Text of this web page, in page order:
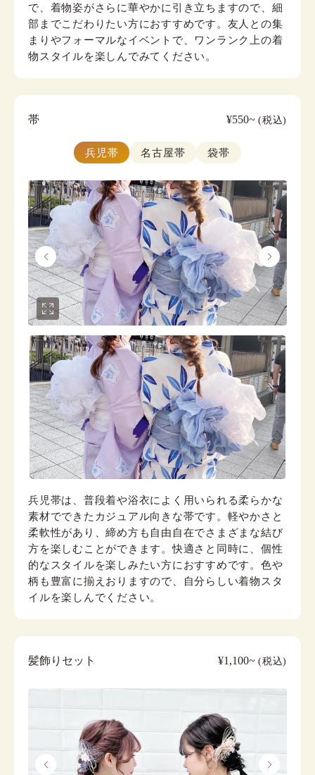
で、着物姿がさらに華やかに引き立ちますので、細
部までこだわりたい方におすすめです。友人との集
まりやフォーマルなイベントで、ワンランク上の着
物スタイルを楽しんでみてください。
帯 ¥550~(税込)
兵児帯 名古屋帯 袋帯
兵児帯は、普段着や浴衣によく用いられる柔らかな
素材でできたカジュアル向きな帯です。軽やかさと
柔軟性があり、締め方も自由自在でさまざまな結び
方を楽しむことができます。快適さと同時に、個性
的なスタイルを楽しみたい方におすすめです。色や
柄も豊富に揃えおりますので、自分らしい着物スタ
イルを楽しんでください。
髪飾りセット ¥1,100~(税込)